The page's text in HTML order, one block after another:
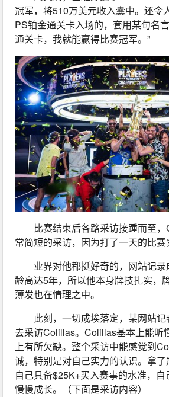
冠军，将510万美元收入囊中。还令
PS铂金通关卡入场的，套用某句名
通关卡，我就能赢得比赛冠军。”
比赛结束后各路采访接踵而至
常简短的采访，因为打了一天的比赛
业界对他都挺好奇的，网站记
龄高达5年，所以他本身牌技扎实，
薄发也在情理之中。
此刻，一切成埃落定，某网站
去采访Colillas。Colillas基本上能听
上有所欠缺。整个采访中能感觉到
诚，特别是对自己实力的认识。拿
自己具备$25K+买入赛事的水准，
慢慢成长。（下面是采访内容）